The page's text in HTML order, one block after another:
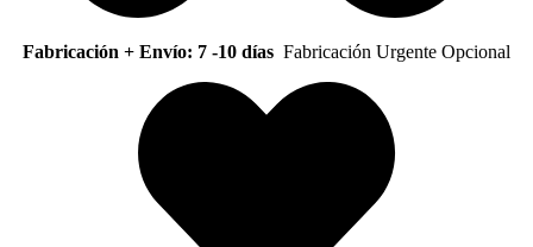
Fabricación + Envío: 7 -10 días Fabricación Urgente Opcional